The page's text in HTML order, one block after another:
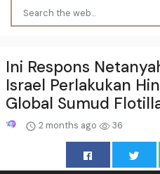
Ini Respons
Israel Perlakukan
Global Sumud
2 months ago 36